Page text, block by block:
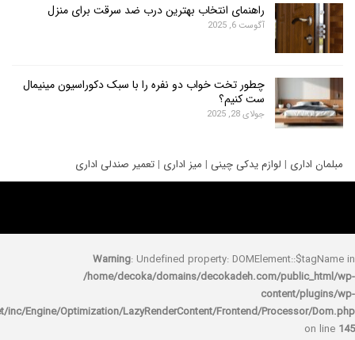
راهنمای انتخاب بهترین درب ضد سرقت برای منزل
آگوست 6, 2025
چطور تخت خواب دو نفره را با سبک دکوراسیون مینیمال
ست کنیم؟
جولای 28, 2025
|لوازم یدکی چینی|میز اداری| تعمیر صندلی اداری
Warning: Undefined property:
/home/decoka/domains/decokadeh.com/
rocket/inc/Engine/Optimization/LazyRenderContent/Frontend/